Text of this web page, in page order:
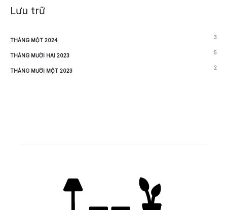
Lưu trữ
THÁNG MỘT 2024 3
THÁNG MƯỜI HAI 2023 5
THÁNG MƯỜI MỘT 2023 2